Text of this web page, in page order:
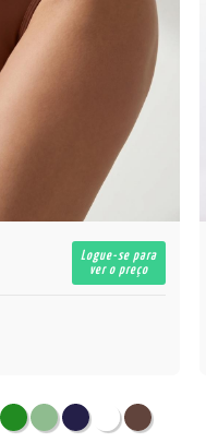
Logue-se para
ver o preço